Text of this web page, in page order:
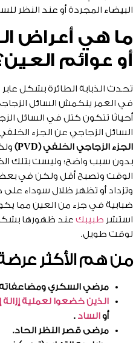
البيضاء المجردة أو عند النظر
ما هي أعراض
أو عوائم
تحدث الذبابة الطائرة بشكل
في العمر ينكمش السائل
أحيانًا تتكون كتل في السائل
السائل الزجاجي عن الجزء
الجزء الزجاجي الخلفي (PVD)
بدون سبب واضح؛ وليست بتلك
الوقت وتصبح أقل ولكن في
وتزداد أو تظهر ظلال سوداء على
ضبابية في جزء من العين مما
استشر طبيبك عند ظهورها
لوقت طويل.
من هم الأكثر عرضة
مرضي السكري
الذين خضعوا لعملية
أوالساد .
مرضى قصر النظر الحاد.